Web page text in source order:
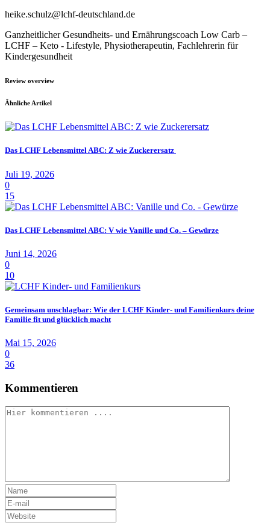
heike.schulz@lchf-deutschland.de
Ganzheitlicher Gesundheits- und Ernährungscoach Low Carb –
LCHF – Keto - Lifestyle, Physiotherapeutin, Fachlehrerin für
Kindergesundheit
Review overview
Ähnliche Artikel
Das LCHF Lebensmittel ABC: Z wie Zuckerersatz
Juli 19, 2026
0
15
Das LCHF Lebensmittel ABC: V wie Vanille und Co. – Gewürze
Juni 14, 2026
0
10
Gemeinsam unschlagbar: Wie der LCHF Kinder- und Familienkurs deine
Familie fit und glücklich macht
Mai 15, 2026
0
36
Kommentieren